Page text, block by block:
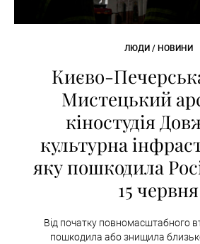
ЛЮДИ / НОВИНИ
Києво-
Мистецький
кіностудія
культурна
яку пошкодила
15 червня
Від початку повномасштабного
пошкодила або знищила